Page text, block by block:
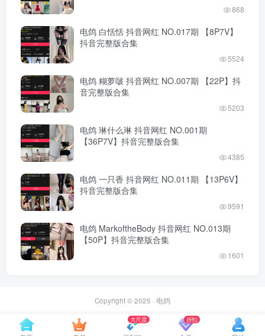
868
电鸽 白恬恬 抖音网红 NO.017期 【8P7V】
抖音完整版合集
5524
电鸽 糊萝啵 抖音网红 NO.007期 【22P】抖
音完整版合集
5203
电鸽 琳什么琳 抖音网红 NO.001期
【36P7V】抖音完整版合集
4385
电鸽 一只香 抖音网红 NO.011期 【13P6V】
抖音完整版合集
9591
电鸽 MarkoftheBody 抖音网红 NO.013期
【50P】抖音完整版合集
1601
Copyright © 2025 · 电鸽
大尺度 折扣